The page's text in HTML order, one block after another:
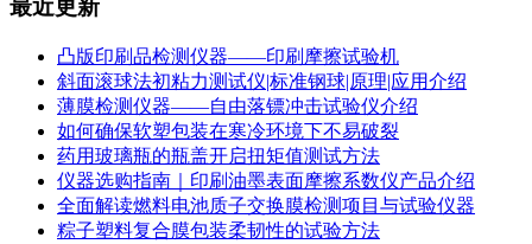
最近更新
凸版印刷品检测仪器——印刷摩擦试验机
斜面滚球法初粘力测试仪|标准钢球|原理|应用介绍
薄膜检测仪器——自由落镖冲击试验仪介绍
如何确保软塑包装在寒冷环境下不易破裂
药用玻璃瓶的瓶盖开启扭矩值测试方法
仪器选购指南｜印刷油墨表面摩擦系数仪产品介绍
全面解读燃料电池质子交换膜检测项目与试验仪器
粽子塑料复合膜包装柔韧性的试验方法